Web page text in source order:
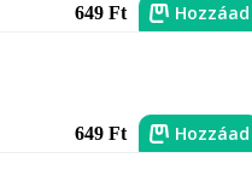
649 Ft Hozzáad
649 Ft Hozzáad